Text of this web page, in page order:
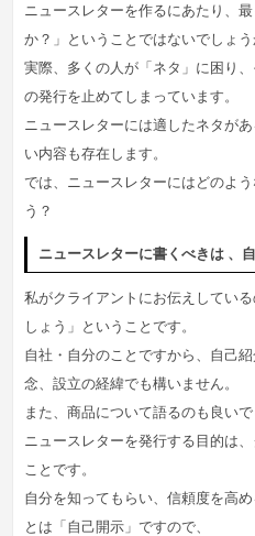
ニュースレターを作るにあたり、
か？」ということではないでしょう
実際、多くの人が「ネタ」に困り
の発行を止めてしまっています。
ニュースレターには適したネタが
い内容も存在します。
では、ニュースレターにはどのよ
う？
ニュースレターに書くべきは 、
私がクライアントにお伝えしてい
しょう」ということです。
自社・自分のことですから、自己
念、設立の経緯でも構いません。
また、商品について語るのも良いで
ニュースレターを発行する目的は
ことです。
自分を知ってもらい、信頼度を高
とは「自己開示」ですので、